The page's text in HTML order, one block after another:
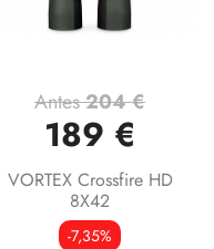
Antes204 €
189 €
VORTEX Crossfire HD
8X42
-7,35%